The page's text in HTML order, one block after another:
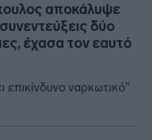
αποκάλυψε
δύο
έχασα τον εαυτό
επικίνδυνο ναρκωτικό"